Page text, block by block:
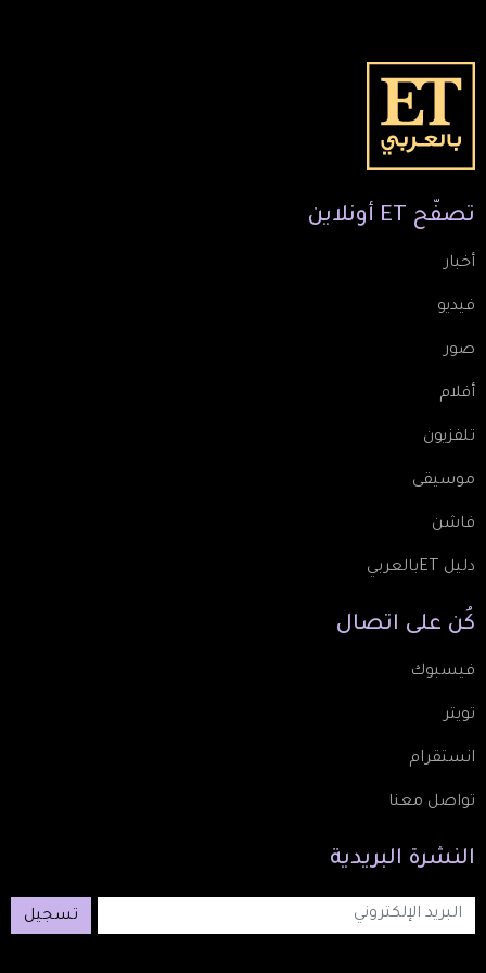
تصفّح ET أونلاين
أخبار
فيديو
صور
أفلام
تلفزيون
موسيقى
فاشن
دليل ETبالعربي
كُن على اتصال
فيسبوك
تويتر
انستقرام
تواصل معنا
النشرة البريدية
تسجيل